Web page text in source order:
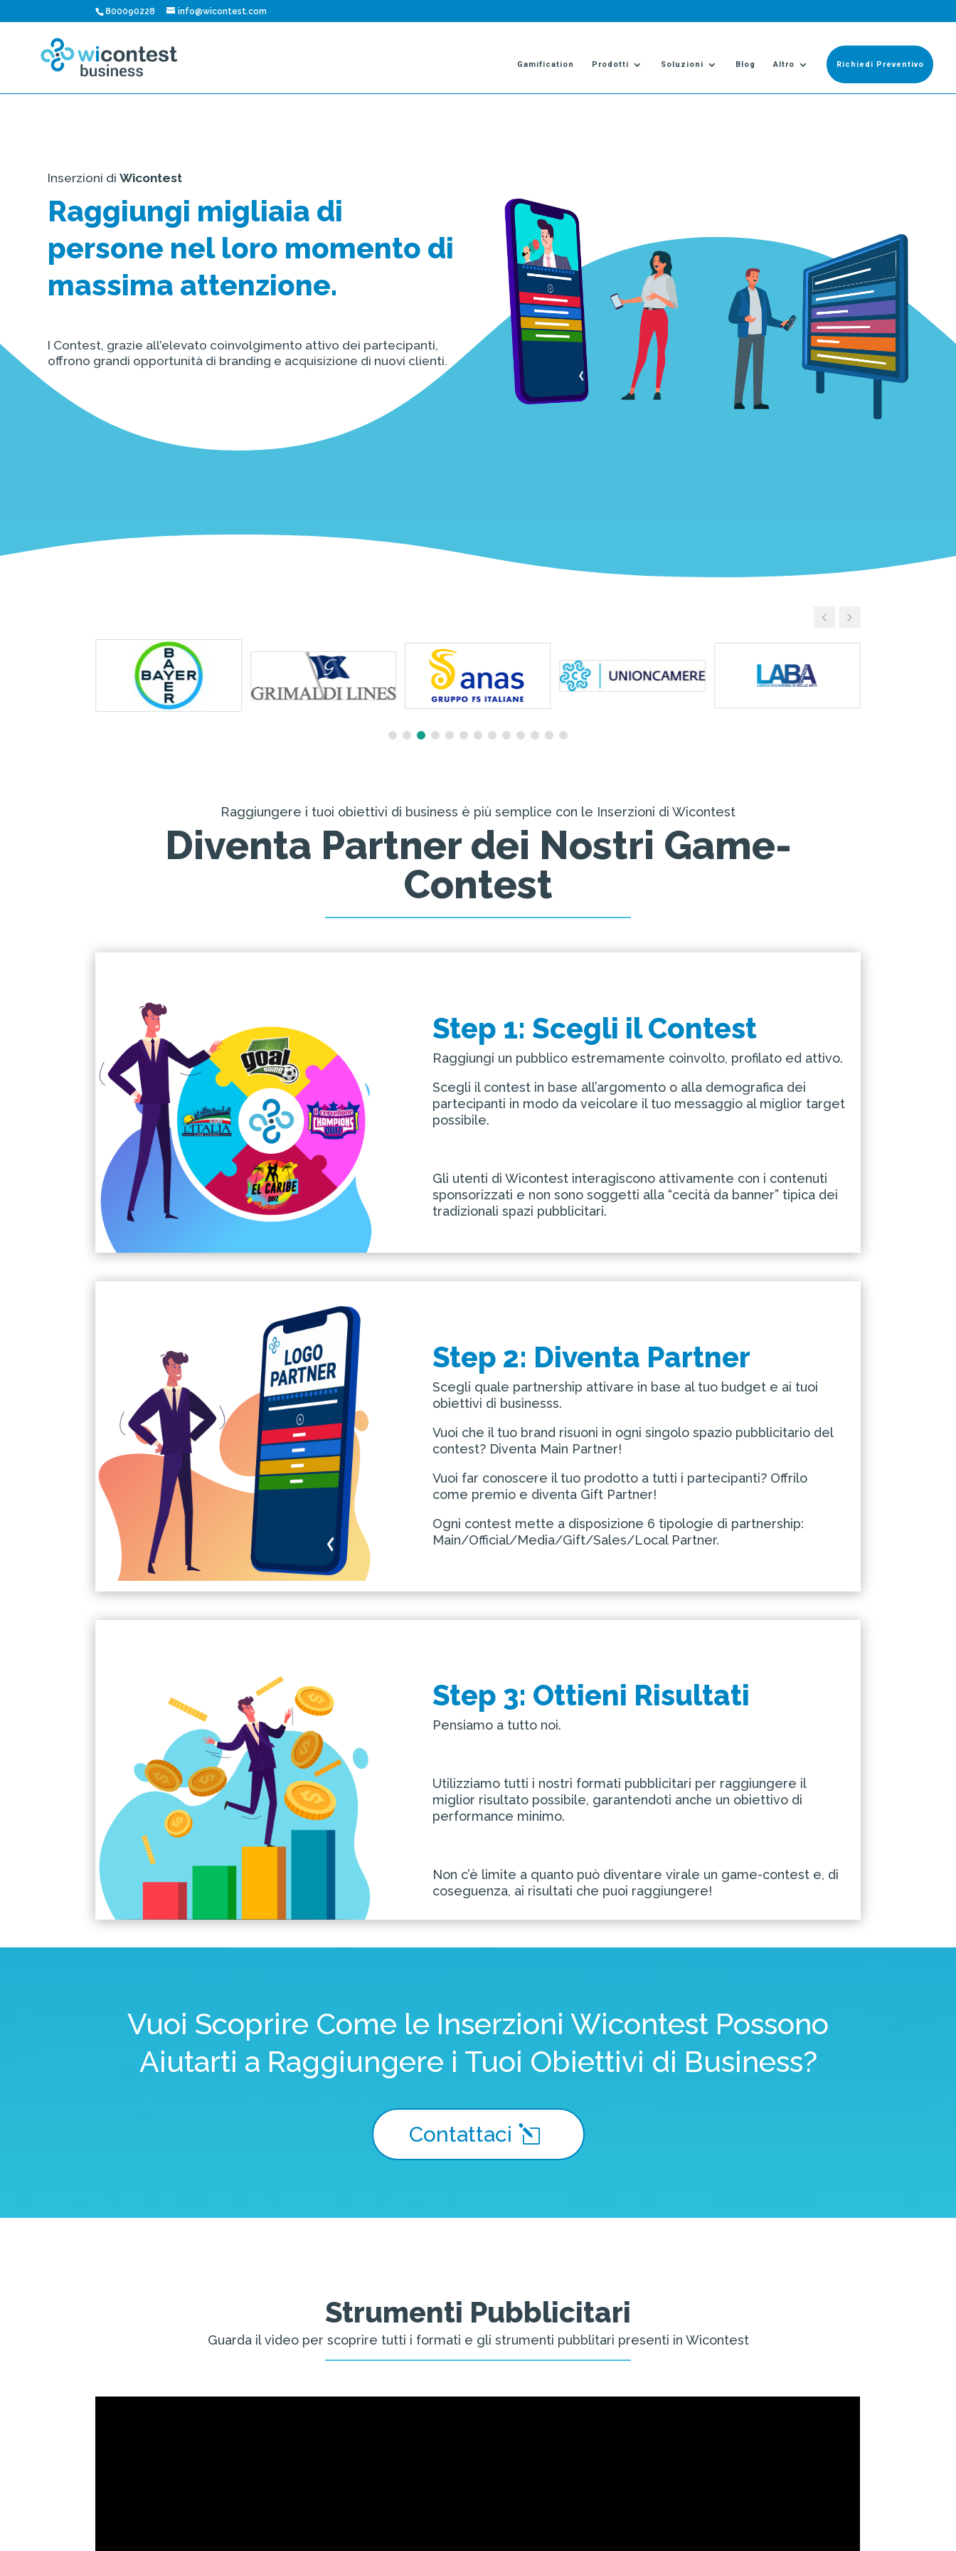
800090228 info@wicontest.com
Gamification Prodotti Soluzioni Blog Altro Richiedi Preventivo
Inserzioni diWicontest
Raggiungi migliaia di
persone nel loro momento di
massima attenzione.
I Contest, grazie all’elevato coinvolgimento attivo dei partecipanti,
offrono grandi opportunità di branding e acquisizione di nuovi clienti.
Raggiungere i tuoi obiettivi di business è più semplice con le Inserzioni di Wicontest
Diventa Partner dei Nostri Game-
Contest
Step 1: Scegli il Contest
Raggiungi un pubblico estremamente coinvolto, profilato ed attivo.
Scegli il contest in base all’argomento o alla demografica dei
partecipanti in modo da veicolare il tuo messaggio al miglior target
possibile.
Gli utenti di Wicontest interagiscono attivamente con i contenuti
sponsorizzati e non sono soggetti alla “cecità da banner” tipica dei
tradizionali spazi pubblicitari.
Step 2: Diventa Partner
Scegli quale partnership attivare in base al tuo budget e ai tuoi
obiettivi di businesss.
Vuoi che il tuo brand risuoni in ogni singolo spazio pubblicitario del
contest? Diventa Main Partner!
Vuoi far conoscere il tuo prodotto a tutti i partecipanti? Offrilo
come premio e diventa Gift Partner!
Ogni contest mette a disposizione 6 tipologie di partnership:
Main/Official/Media/Gift/Sales/Local Partner.
Step 3: Ottieni Risultati
Pensiamo a tutto noi.
Utilizziamo tutti i nostri formati pubblicitari per raggiungere il
miglior risultato possibile, garantendoti anche un obiettivo di
performance minimo.
Non c’è limite a quanto può diventare virale un game-contest e, di
coseguenza, ai risultati che puoi raggiungere!
Vuoi Scoprire Come le Inserzioni Wicontest Possono
Aiutarti a Raggiungere i Tuoi Obiettivi di Business?
Contattaci
Strumenti Pubblicitari
Guarda il video per scoprire tutti i formati e gli strumenti pubblitari presenti in Wicontest